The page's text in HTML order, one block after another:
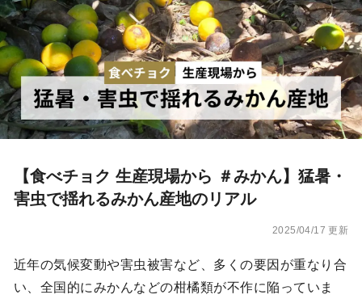
【食べチョク 生産現場から ＃みかん】猛暑・
害虫で揺れるみかん産地のリアル
2025/04/17 更新
近年の気候変動や害虫被害など、多くの要因が重なり合
い、全国的にみかんなどの柑橘類が不作に陥っていま